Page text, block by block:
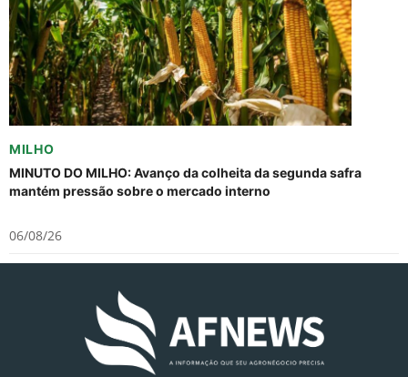
MILHO
MINUTO DO MILHO: Avanço da colheita da segunda safra
mantém pressão sobre o mercado interno
06/08/26